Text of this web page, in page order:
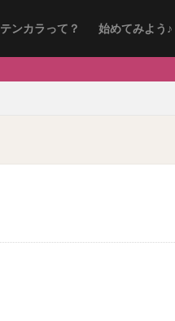
テンカラって？ 始めてみよう♪
釣り